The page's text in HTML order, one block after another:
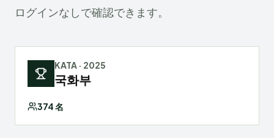
ログインなしで確認できます。
KATA · 2025
국화부
374名